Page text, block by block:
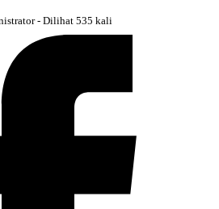
- Dilihat 535 kali